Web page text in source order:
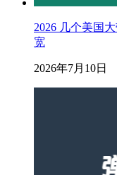
2026 几个美国
宽
2026年7月10日